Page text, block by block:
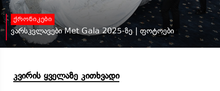
ქრონიკები
ვარსკვლავები Met Gala 2025-ზე | ფოტოები
კვირის ყველაზე კითხვადი